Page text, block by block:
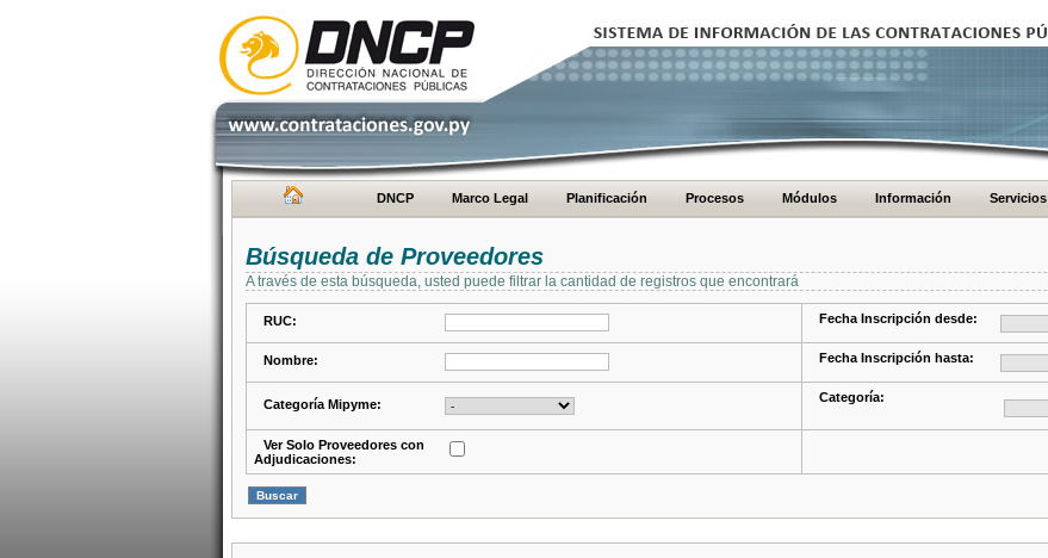
DNCP Marco Legal Planificación Procesos Módulos Información Servicios
Búsqueda de Proveedores
A través de esta búsqueda, usted puede filtrar la cantidad de registros que encontrará
RUC: Fecha Inscripción desde:
Nombre: Fecha Inscripción hasta:
Categoría Mipyme: Categoría:
Ver Solo Proveedores con
Adjudicaciones: